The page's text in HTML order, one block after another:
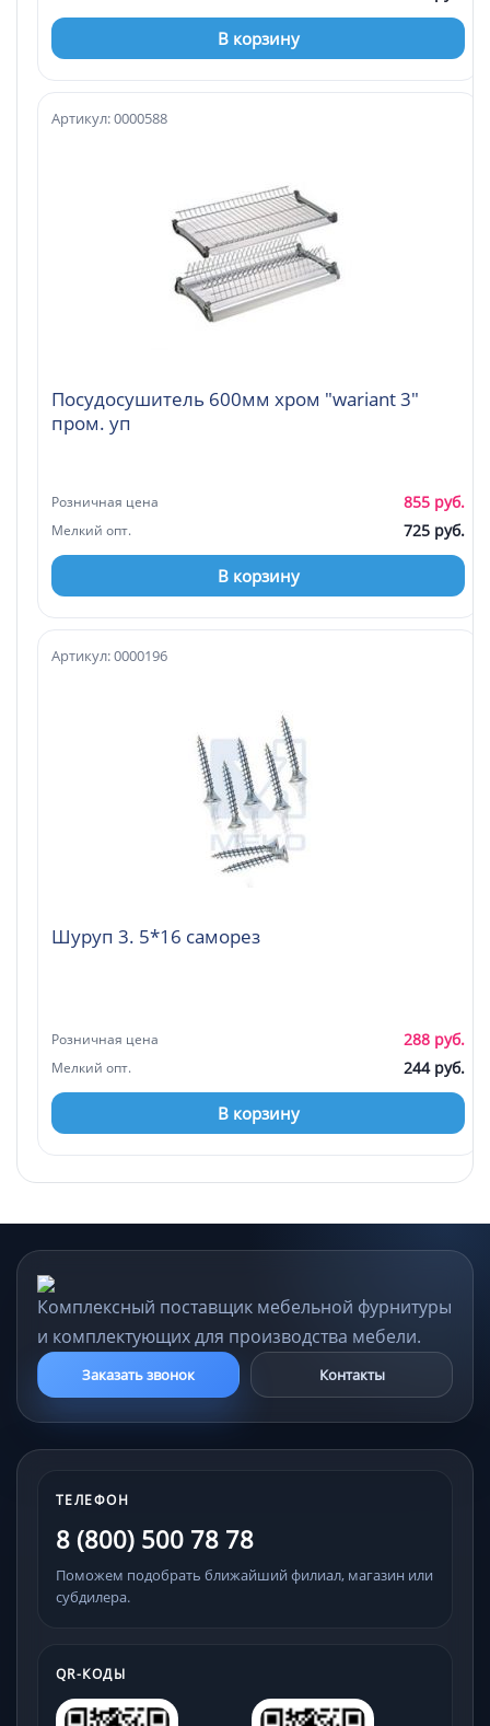
В корзину
Посудосушитель 600мм хром "wariant 3"
пром. уп
Артикул: 0000588
Розничная цена 855 руб.
Мелкий опт. 725 руб.
В корзину
Шуруп 3. 5*16 саморез
Артикул: 0000196
Розничная цена 288 руб.
Мелкий опт. 244 руб.
В корзину
Комплексный поставщик мебельной фурнитуры
и комплектующих для производства мебели.
Заказать звонок Контакты
ТЕЛЕФОН
8 (800) 500 78 78
Поможем подобрать ближайший филиал, магазин или
субдилера.
QR-КОДЫ